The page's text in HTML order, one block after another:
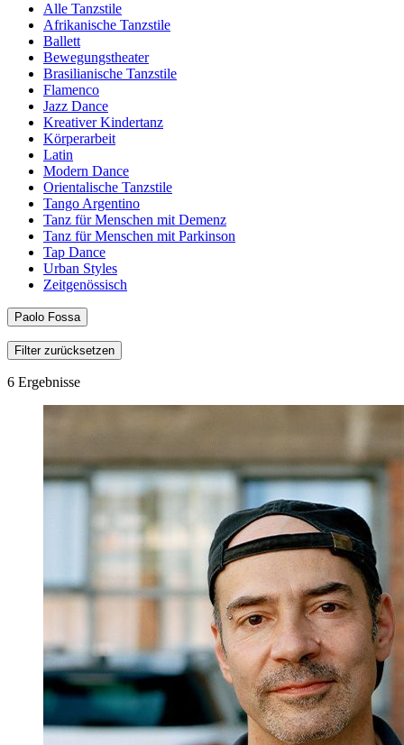
Alle Tanzstile
Afrikanische Tanzstile
Ballett
Bewegungstheater
Brasilianische Tanzstile
Flamenco
Jazz Dance
Kreativer Kindertanz
Körperarbeit
Latin
Modern Dance
Orientalische Tanzstile
Tango Argentino
Tanz für Menschen mit Demenz
Tanz für Menschen mit Parkinson
Tap Dance
Urban Styles
Zeitgenössisch
Paolo Fossa
Filter zurücksetzen
6 Ergebnisse